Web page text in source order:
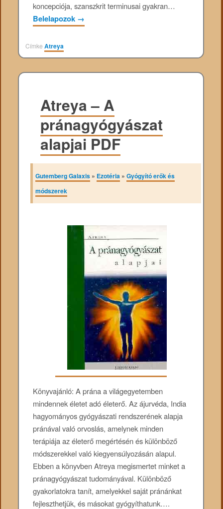
koncepciója, szanszkrit terminusai gyakran…
Belelapozok →
CímkeAtreya
Atreya – A
pránagyógyászat
alapjai PDF
Gutemberg Galaxis » Ezotéria »Gyógyító erők és
módszerek
Könyvajánló: A prána a világegyetemben
mindennek életet adó életerő. Az ájurvéda, India
hagyományos gyógyászati rendszerének alapja
pránával való orvoslás, amelynek minden
terápiája az életerő megértésén és különböző
módszerekkel való kiegyensúlyozásán alapul.
Ebben a könyvben Atreya megismertet minket a
pránagyógyászat tudományával. Különböző
gyakorlatokra tanít, amelyekkel saját pránánkat
fejleszthetjük, és másokat gyógyíthatunk….